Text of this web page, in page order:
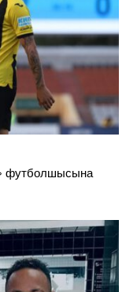
футболшысына